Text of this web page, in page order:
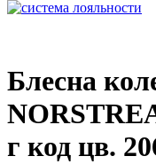
Блесна
г код цв.